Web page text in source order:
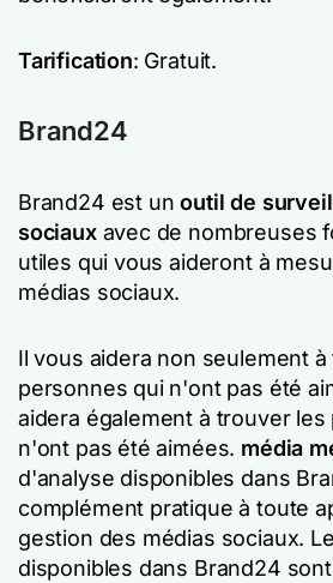
Tarification: Gratuit.
Brand24
Brand24 est unoutil de
sociauxavec de nombreuses
utiles qui vous aideront à
médias sociaux.
Il vous aidera non seulement
personnes qui n'ont pas été
aidera également à trouver
n'ont pas été aimées. média
d'analyse disponibles dans
complément pratique à toute
gestion des médias sociaux.
disponibles dans Brand24